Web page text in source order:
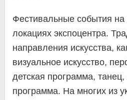
Фестивальные события на
локациях экспоцентра.
направления искусства,
визуальное искусство,
детская программа,
программа. На многих из